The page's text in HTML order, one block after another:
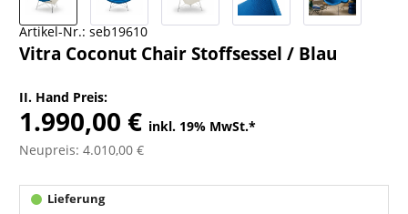
Artikel-Nr.: seb19610
Vitra Coconut Chair Stoffsessel / Blau
II. Hand Preis:
1.990,00 € inkl. 19% MwSt.*
Neupreis: 4.010,00 €